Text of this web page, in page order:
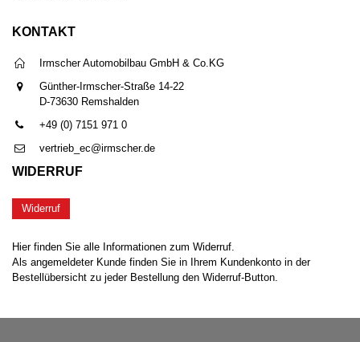
KONTAKT
Irmscher Automobilbau GmbH & Co.KG
Günther-Irmscher-Straße 14-22
D-73630 Remshalden
+49 (0) 7151 971 0
vertrieb_ec@irmscher.de
WIDERRUF
Widerruf
Hier finden Sie alle Informationen zum Widerruf.
Als angemeldeter Kunde finden Sie in Ihrem Kundenkonto in der
Bestellübersicht zu jeder Bestellung den Widerruf-Button.